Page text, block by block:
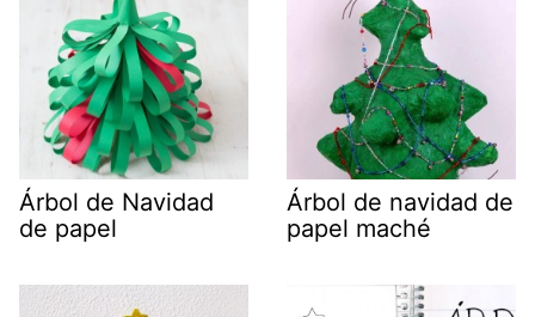
Árbol de Navidad
de papel
Árbol de navidad de
papel maché